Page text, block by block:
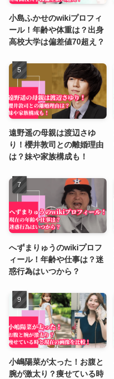
小島ふかせのwikiプロフィ
ール！年齢や体重は？出身
高校大学は偏差値70超え？
遠野遥の母親は渡辺さゆ
り！櫻井敦司との離婚理由
は？妹や家族構成も！
へずまりゅうのwikiプロフ
ィール！年齢や仕事は？迷
惑行為はいつから？
小嶋陽菜が太った！お腹と
腕が激太り？痩せている時